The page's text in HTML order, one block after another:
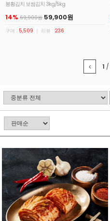
봉황김치 보쌈김치 3kg/5kg
14%69,900원 59,900원
구매 : 5,509 ｜ 리뷰 : 236
1 /